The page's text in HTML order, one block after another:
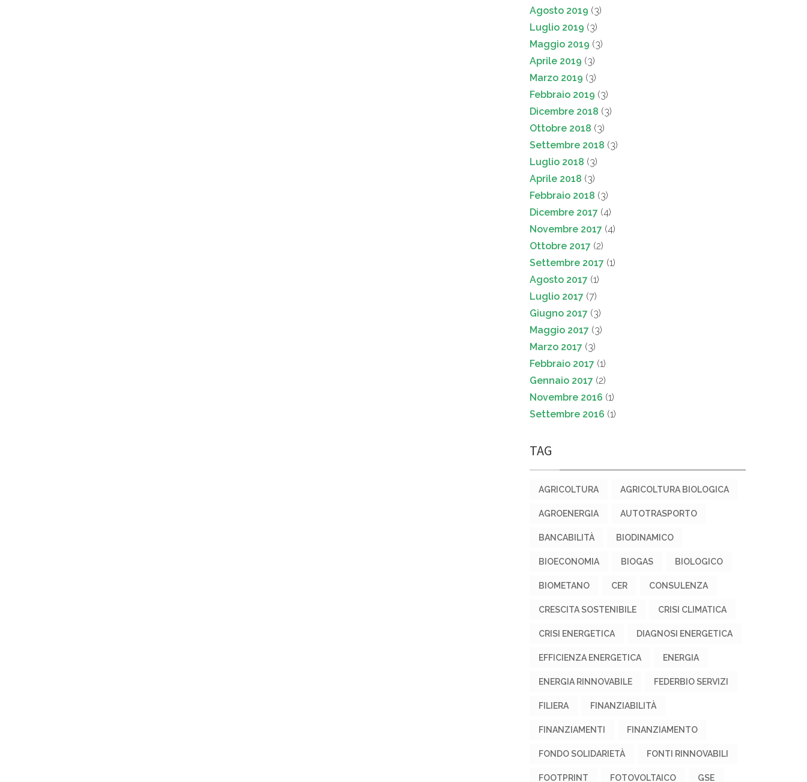
Agosto 2019 (3)
Luglio 2019 (3)
Maggio 2019 (3)
Aprile 2019 (3)
Marzo 2019 (3)
Febbraio 2019 (3)
Dicembre 2018 (3)
Ottobre 2018 (3)
Settembre 2018 (3)
Luglio 2018 (3)
Aprile 2018 (3)
Febbraio 2018 (3)
Dicembre 2017 (4)
Novembre 2017 (4)
Ottobre 2017 (2)
Settembre 2017 (1)
Agosto 2017 (1)
Luglio 2017 (7)
Giugno 2017 (3)
Maggio 2017 (3)
Marzo 2017 (3)
Febbraio 2017 (1)
Gennaio 2017 (2)
Novembre 2016 (1)
Settembre 2016 (1)
TAG
AGRICOLTURA AGRICOLTURA BIOLOGICA
AGROENERGIA AUTOTRASPORTO
BANCABILITÀ BIODINAMICO
BIOECONOMIA BIOGAS BIOLOGICO
BIOMETANO CER CONSULENZA
CRESCITA SOSTENIBILE CRISI CLIMATICA
CRISI ENERGETICA DIAGNOSI ENERGETICA
EFFICIENZA ENERGETICA ENERGIA
ENERGIA RINNOVABILE FEDERBIO SERVIZI
FILIERA FINANZIABILITÀ
FINANZIAMENTI FINANZIAMENTO
FONDO SOLIDARIETÀ FONTI RINNOVABILI
FOOTPRINT FOTOVOLTAICO GSE